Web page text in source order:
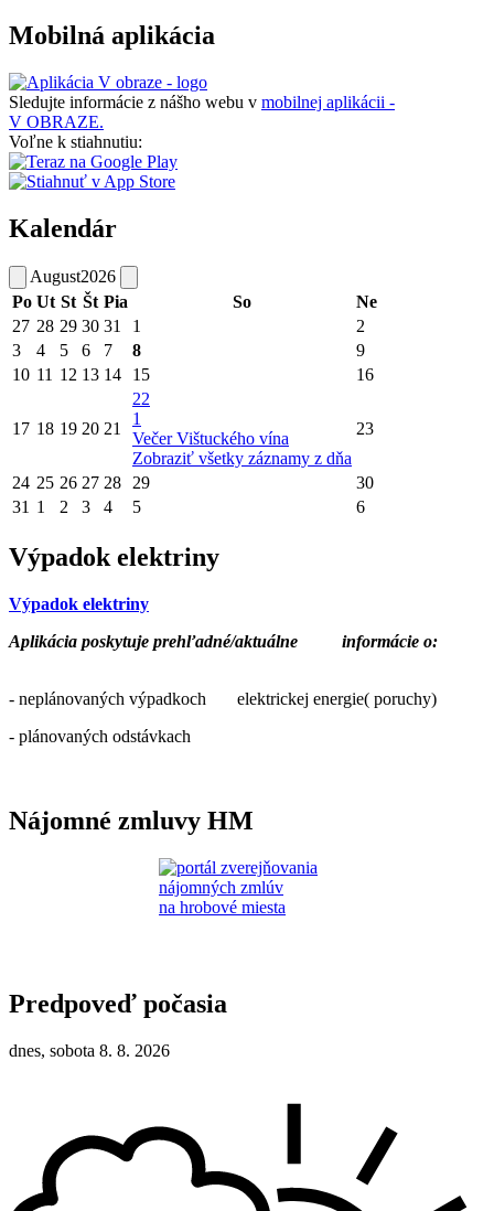
Mobilná aplikácia
Sledujte informácie z nášho webu v mobilnej aplikácii -
V OBRAZE.
Voľne k stiahnutiu:
Kalendár
August2026
Po Ut St Št Pia So
Ne
27 28 29 30 31 1
2
3
4 5 6 7 8
9
10 11 12 13 14 15 16
17 18 19 20 21
22
1
Večer Vištuckého vína
Zobraziť všetky záznamy z dňa
23
24 25 26 27 28 29
30
31 1 2 3 4 5 6
Výpadok elektriny
Výpadok elektriny
Aplikácia poskytuje prehľadné/aktuálne informácie o:
- neplánovaných výpadkoch elektrickej energie( poruchy)
- plánovaných odstávkach
Nájomné zmluvy HM
Predpoveď počasia
dnes, sobota 8. 8. 2026